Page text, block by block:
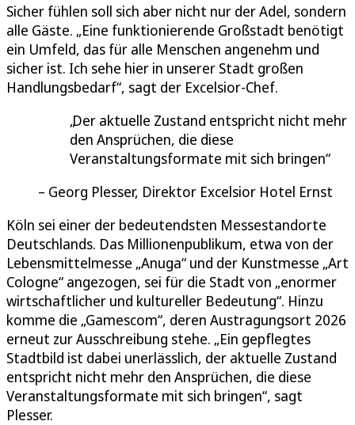
Sicher fühlen soll sich aber nicht nur der Adel, sondern
alle Gäste. „Eine funktionierende Großstadt benötigt
ein Umfeld, das für alle Menschen angenehm und
sicher ist. Ich sehe hier in unserer Stadt großen
Handlungsbedarf“, sagt der Excelsior-Chef.
Der aktuelle Zustand entspricht nicht mehr
den Ansprüchen, die diese
Veranstaltungsformate mit sich bringen
Georg Plesser, Direktor Excelsior Hotel Ernst
Köln sei einer der bedeutendsten Messestandorte
Deutschlands. Das Millionenpublikum, etwa von der
Lebensmittelmesse „Anuga“ und der Kunstmesse „Art
Cologne“ angezogen, sei für die Stadt von „enormer
wirtschaftlicher und kultureller Bedeutung“. Hinzu
komme die „Gamescom“, deren Austragungsort 2026
erneut zur Ausschreibung stehe. „Ein gepflegtes
Stadtbild ist dabei unerlässlich, der aktuelle Zustand
entspricht nicht mehr den Ansprüchen, die diese
Veranstaltungsformate mit sich bringen“, sagt
Plesser.